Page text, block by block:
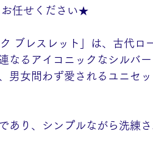
お任せください★
ブレスレット」は、古代ロ
なるアイコニックなシルバー
男女問わず愛されるユニセ
あり、シンプルながら洗練